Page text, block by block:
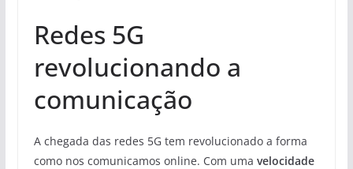
Redes 5G
revolucionando a
comunicação
A chegada das redes 5G tem revolucionado a forma
como nos comunicamos online. Com uma velocidade